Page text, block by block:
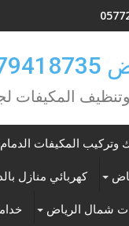
وتنظيف
وتركيب المكيفات الدمام
كهربائي منازل
شمال الرياض